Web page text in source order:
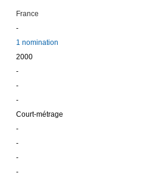
France
-
1 nomination
2000
-
-
-
Court-métrage
-
-
-
-